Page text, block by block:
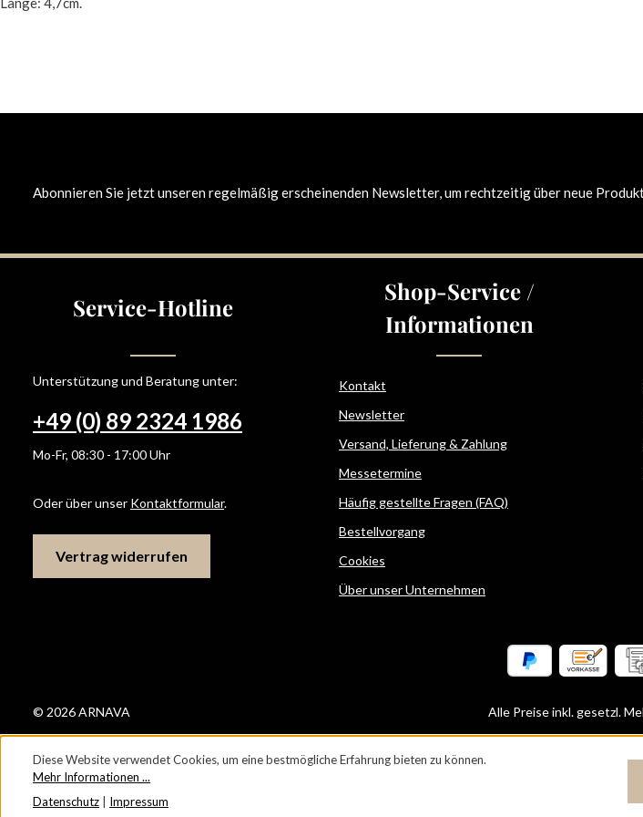
Abonnieren Sie jetzt unseren regelmäßig erscheinenden Newsletter, um rechtzeitig über neue
Service-Hotline
Unterstützung und Beratung unter:
+49 (0) 89 2324 1986
Mo-Fr, 08:30 - 17:00 Uhr
Oder über unser Kontaktformular.
Vertrag widerrufen
Shop-Service /
Informationen
Kontakt
Newsletter
Versand, Lieferung & Zahlung
Messetermine
Häufig gestellte Fragen (FAQ)
Bestellvorgang
Cookies
Über unser Unternehmen
© 2026 ARNAVA Alle Preise inkl. gesetzl.
Diese Website verwendet Cookies, um eine bestmögliche Erfahrung bieten zu können.
Mehr Informationen ...
Datenschutz
Impressum